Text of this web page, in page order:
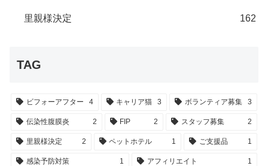
里親様決定 162
TAG
ビフォーアフター 4 キャリア猫 3 ボランティア募集 3
伝染性腹膜炎 2 FIP 2 スタッフ募集 2
里親様決定 2 ペットホテル 1 ご支援品 1
感染予防対策 1 アフィリエイト 1